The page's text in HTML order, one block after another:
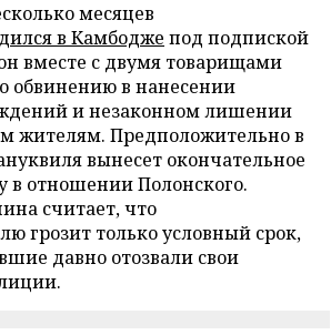
месяцев
в Камбодже под подпиской
вместе с двумя товарищами
обвинению в нанесении
и незаконном лишении
жителям. Предположительно в
вынесет окончательное
в отношении Полонского.
считает, что
грозит только условный срок,
давно отозвали свои